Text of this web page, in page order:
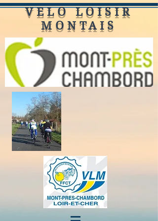
VELO LOISIR
MONTAIS